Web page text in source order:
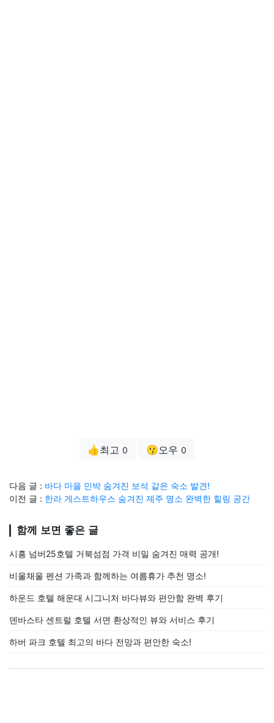
👍최고 0 😗오우 0
다음 글 : 바다 마을 민박 숨겨진 보석 같은 숙소 발견!
이전 글 : 한라 게스트하우스 숨겨진 제주 명소 완벽한 힐링 공간
함께 보면 좋은 글
시흥 넘버25호텔 거북섬점 가격 비밀 숨겨진 매력 공개!
비울채울 펜션 가족과 함께하는 여름휴가 추천 명소!
하운드 호텔 해운대 시그니처 바다뷰와 편안함 완벽 후기
덴바스타 센트럴 호텔 서면 환상적인 뷰와 서비스 후기
하버 파크 호텔 최고의 바다 전망과 편안한 숙소!